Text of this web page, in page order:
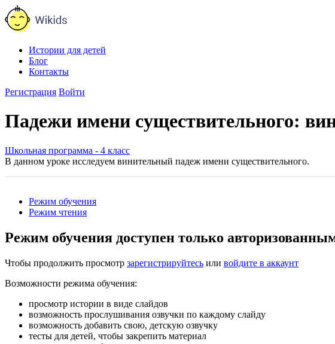
Истории для детей
Блог
Контакты
Регистрация Войти
Падежи имени существительного:
Школьная программа - 4 класс
В данном уроке исследуем винительный падеж имени существительного.
Режим обучения
Режим чтения
Режим обучения доступен только
Чтобы продолжить просмотр зарегистрируйтесь или войдите в аккаунт
Возможности режима обучения:
просмотр истории в виде слайдов
возможность прослушивания озвучки по каждому слайду
возможность добавить свою, детскую озвучку
тесты для детей, чтобы закрепить материал